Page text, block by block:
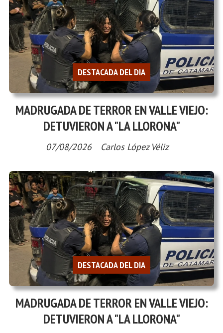
MADRUGADA DE TERROR EN VALLE VIEJO:
DETUVIERON A "LA LLORONA"
Carlos López Véliz
DESTACADA DEL DIA
07/08/2026
MADRUGADA DE TERROR EN VALLE VIEJO:
DETUVIERON A "LA LLORONA"
DESTACADA DEL DIA